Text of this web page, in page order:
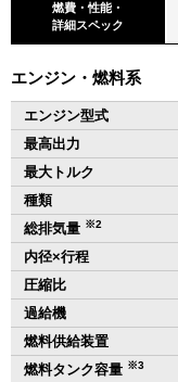
燃費・性能・
詳細スペック
エンジン・燃料系
エンジン型式
最高出力
最大トルク
種類
総排気量 ※2
内径×行程
圧縮比
過給機
燃料供給装置
燃料タンク容量 ※3